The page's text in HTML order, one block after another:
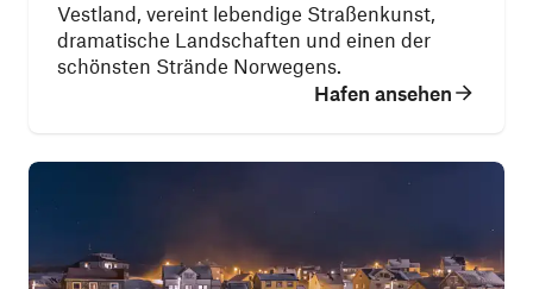
Vestland, vereint lebendige Straßenkunst,
dramatische Landschaften und einen der
schönsten Strände Norwegens.
Hafen ansehen